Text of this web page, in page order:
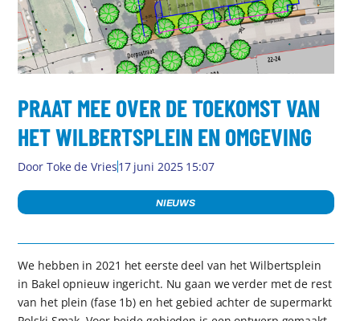
PRAAT MEE OVER DE TOEKOMST VAN
HET WILBERTSPLEIN EN OMGEVING
Door Toke de Vries17 juni 2025 15:07
NIEUWS
We hebben in 2021 het eerste deel van het Wilbertsplein
in Bakel opnieuw ingericht. Nu gaan we verder met de rest
van het plein (fase 1b) en het gebied achter de supermarkt